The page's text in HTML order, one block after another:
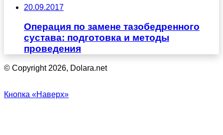
20.09.2017
Операция по замене тазобедренного
сустава: подготовка и методы
проведения
© Copyright 2026, Dolara.net
Кнопка «Наверх»